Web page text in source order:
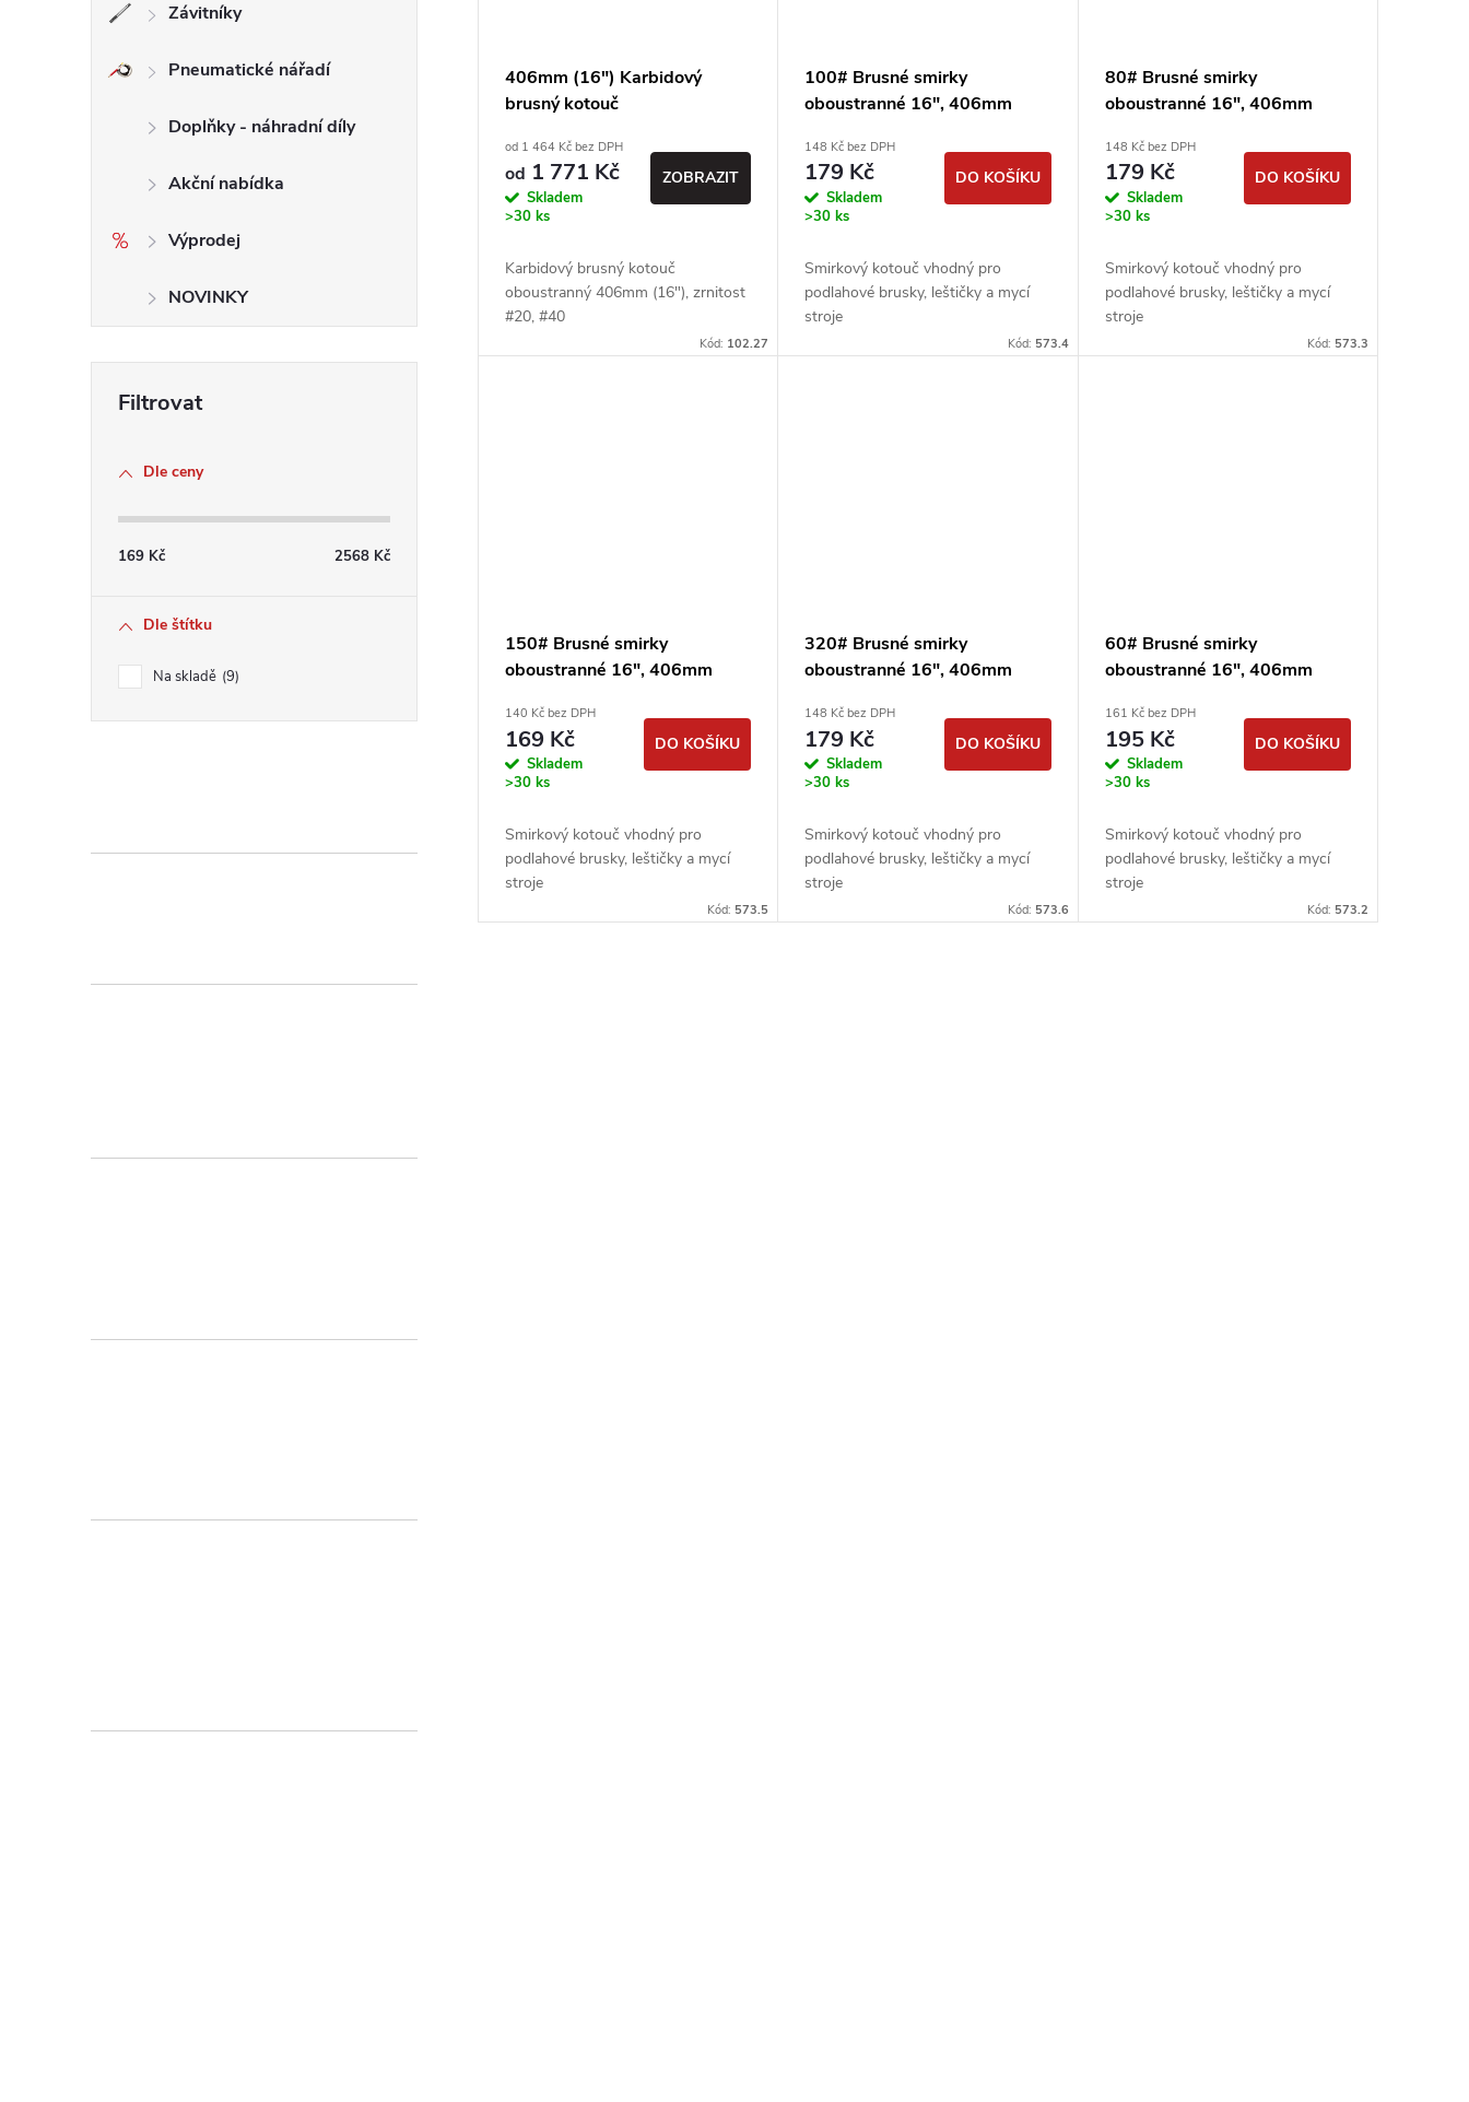
Závitníky
Pneumatické nářadí
Doplňky - náhradní díly
Akční nabídka
Výprodej
NOVINKY
Dle ceny
169 Kč 2568 Kč
Dle štítku
Na skladě 9
406mm (16") Karbidový
brusný kotouč
od 1 464 Kč bez DPH
od 1 771 Kč
Skladem
>30 ks
ZOBRAZIT
Karbidový brusný kotouč
oboustranný 406mm (16"), zrnitost
#20, #40
Kód: 102.27
100# Brusné smirky
oboustranné 16", 406mm
podlahářské
148 Kč bez DPH
179 Kč
Skladem
>30 ks
DO KOŠÍKU
Smirkový kotouč vhodný pro
podlahové brusky, leštičky a mycí
stroje
Kód: 573.4
80# Brusné smirky
oboustranné 16", 406mm
podlahářské
148 Kč bez DPH
179 Kč
Skladem
>30 ks
DO KOŠÍKU
Smirkový kotouč vhodný pro
podlahové brusky, leštičky a mycí
stroje
Kód: 573.3
150# Brusné smirky
oboustranné 16", 406mm
podlahářské
140 Kč bez DPH
169 Kč
Skladem
>30 ks
DO KOŠÍKU
Smirkový kotouč vhodný pro
podlahové brusky, leštičky a mycí
stroje
Kód: 573.5
320# Brusné smirky
oboustranné 16", 406mm
podlahářské
148 Kč bez DPH
179 Kč
Skladem
>30 ks
DO KOŠÍKU
Smirkový kotouč vhodný pro
podlahové brusky, leštičky a mycí
stroje
Kód: 573.6
60# Brusné smirky
oboustranné 16", 406mm
podlahářské
161 Kč bez DPH
195 Kč
Skladem
>30 ks
DO KOŠÍKU
Smirkový kotouč vhodný pro
podlahové brusky, leštičky a mycí
stroje
Kód: 573.2